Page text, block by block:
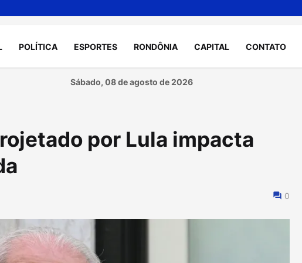
POLÍTICA ESPORTES RONDÔNIA CAPITAL CONTATO
Sábado, 08 de agosto de 2026
por Lula impacta
0